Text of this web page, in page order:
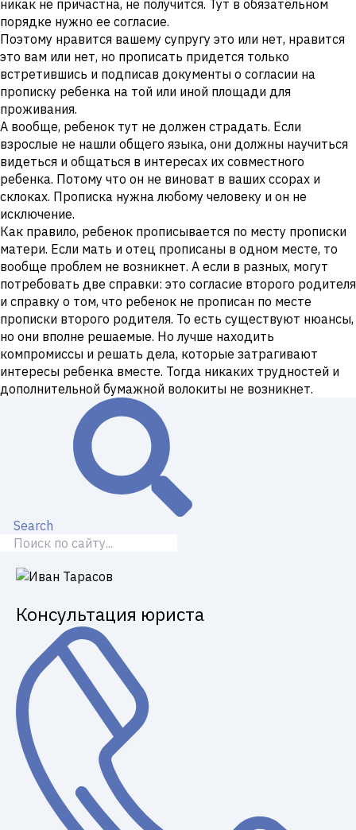
никак не причастна, не получится. Тут в обязательном
порядке нужно ее согласие.
Поэтому нравится вашему супругу это или нет, нравится
это вам или нет, но прописать придется только
встретившись и подписав документы о согласии на
прописку ребенка на той или иной площади для
проживания.
А вообще, ребенок тут не должен страдать. Если
взрослые не нашли общего языка, они должны научиться
видеться и общаться в интересах их совместного
ребенка. Потому что он не виноват в ваших ссорах и
склоках. Прописка нужна любому человеку и он не
исключение.
Как правило, ребенок прописывается по месту прописки
матери. Если мать и отец прописаны в одном месте, то
вообще проблем не возникнет. А если в разных, могут
потребовать две справки: это согласие второго родителя
и справку о том, что ребенок не прописан по месте
прописки второго родителя. То есть существуют нюансы,
но они вполне решаемые. Но лучше находить
компромиссы и решать дела, которые затрагивают
интересы ребенка вместе. Тогда никаких трудностей и
дополнительной бумажной волокиты не возникнет.
Search
Консультация юриста